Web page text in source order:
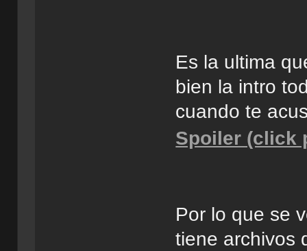
Es la ultima
bien la intro
cuando te
Spoiler (click
Por lo que se
tiene archivos